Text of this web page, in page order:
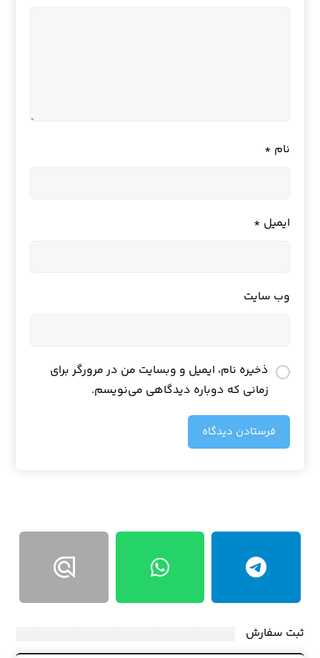
نام *
ایمیل *
وب‌ سایت
ذخیره نام، ایمیل و وبسایت من در مرورگر برای
زمانی که دوباره دیدگاهی می‌نویسم.
فرستادن دیدگاه
ثبت سفارش